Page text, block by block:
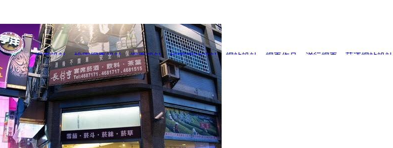
網頁設計 桃園網頁設計 、網頁設計、桃園網站設計、 網站設計 網頁作品 洋行網頁 菸酒網站設計